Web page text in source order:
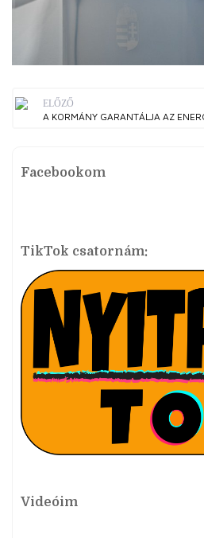
ELŐZŐ
A KORMÁNY GARANTÁLJA AZ
Facebookom
TikTok csatornám:
Videóim